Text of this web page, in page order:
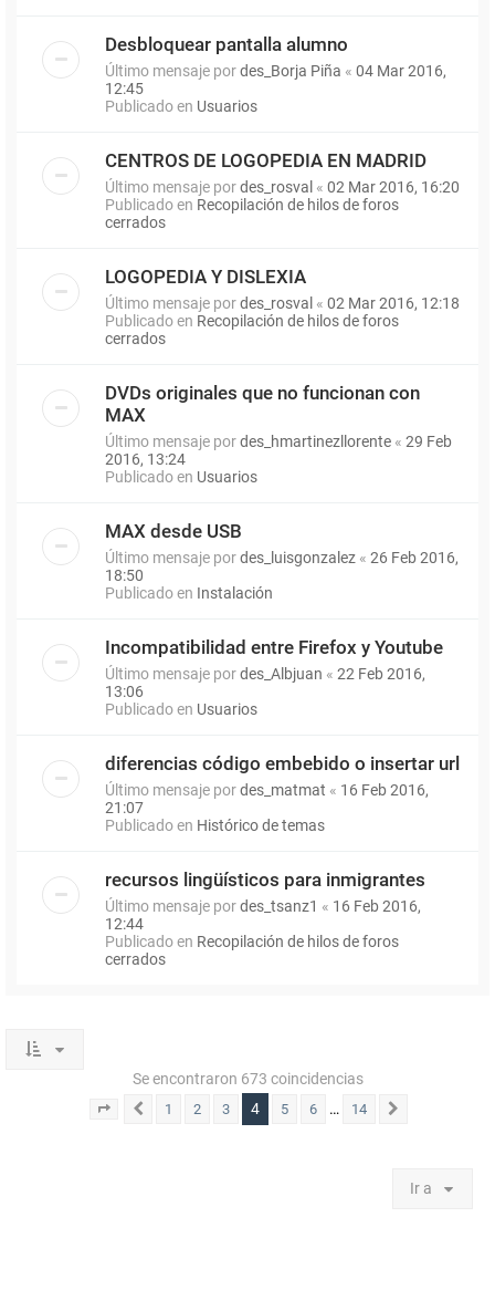
Desbloquear pantalla alumno
Último mensaje pordes_Borja Piña « 04 Mar 2016,
12:45
Publicado en Usuarios
CENTROS DE LOGOPEDIA EN MADRID
Último mensaje pordes_rosval « 02 Mar 2016, 16:20
Publicado en Recopilación de hilos de foros
cerrados
LOGOPEDIA Y DISLEXIA
Último mensaje pordes_rosval « 02 Mar 2016, 12:18
Publicado en Recopilación de hilos de foros
cerrados
DVDs originales que no funcionan con
MAX
Último mensaje pordes_hmartinezllorente « 29 Feb
2016, 13:24
Publicado en Usuarios
MAX desde USB
Último mensaje pordes_luisgonzalez « 26 Feb 2016,
18:50
Publicado en Instalación
Incompatibilidad entre Firefox y Youtube
Último mensaje pordes_Albjuan « 22 Feb 2016,
13:06
Publicado en Usuarios
diferencias código embebido o insertar url
Último mensaje pordes_matmat « 16 Feb 2016,
21:07
Publicado en Histórico de temas
recursos lingüísticos para inmigrantes
Último mensaje pordes_tsanz1 « 16 Feb 2016,
12:44
Publicado en Recopilación de hilos de foros
cerrados
Se encontraron 673 coincidencias
Página 4de 14
Anterior
1 2 3 4 5 6 … 14
Ir a